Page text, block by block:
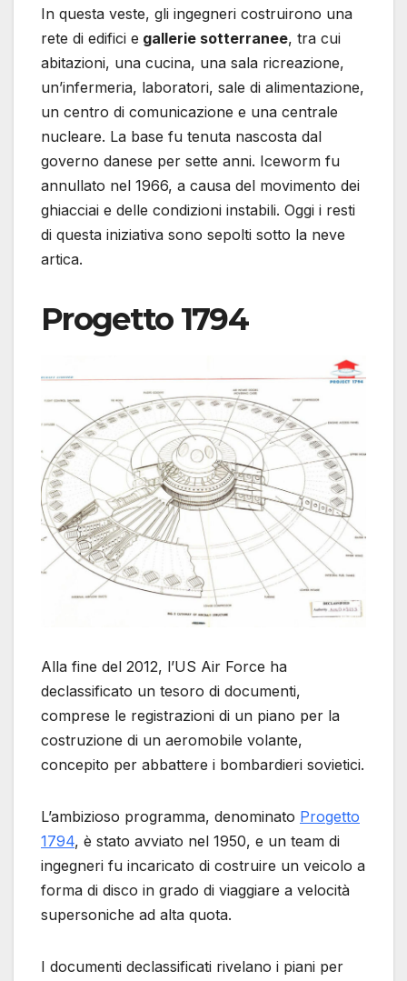
In questa veste, gli ingegneri costruirono una
rete di edifici e gallerie sotterranee, tra cui
abitazioni, una cucina, una sala ricreazione,
un’infermeria, laboratori, sale di alimentazione,
un centro di comunicazione e una centrale
nucleare. La base fu tenuta nascosta dal
governo danese per sette anni. Iceworm fu
annullato nel 1966, a causa del movimento dei
ghiacciai e delle condizioni instabili. Oggi i resti
di questa iniziativa sono sepolti sotto la neve
artica.
Progetto 1794
Alla fine del 2012, l’US Air Force ha
declassificato un tesoro di documenti,
comprese le registrazioni di un piano per la
costruzione di un aeromobile volante,
concepito per abbattere i bombardieri sovietici.
L’ambizioso programma, denominato Progetto
1794, è stato avviato nel 1950, e un team di
ingegneri fu incaricato di costruire un veicolo a
forma di disco in grado di viaggiare a velocità
supersoniche ad alta quota.
I documenti declassificati rivelano i piani per